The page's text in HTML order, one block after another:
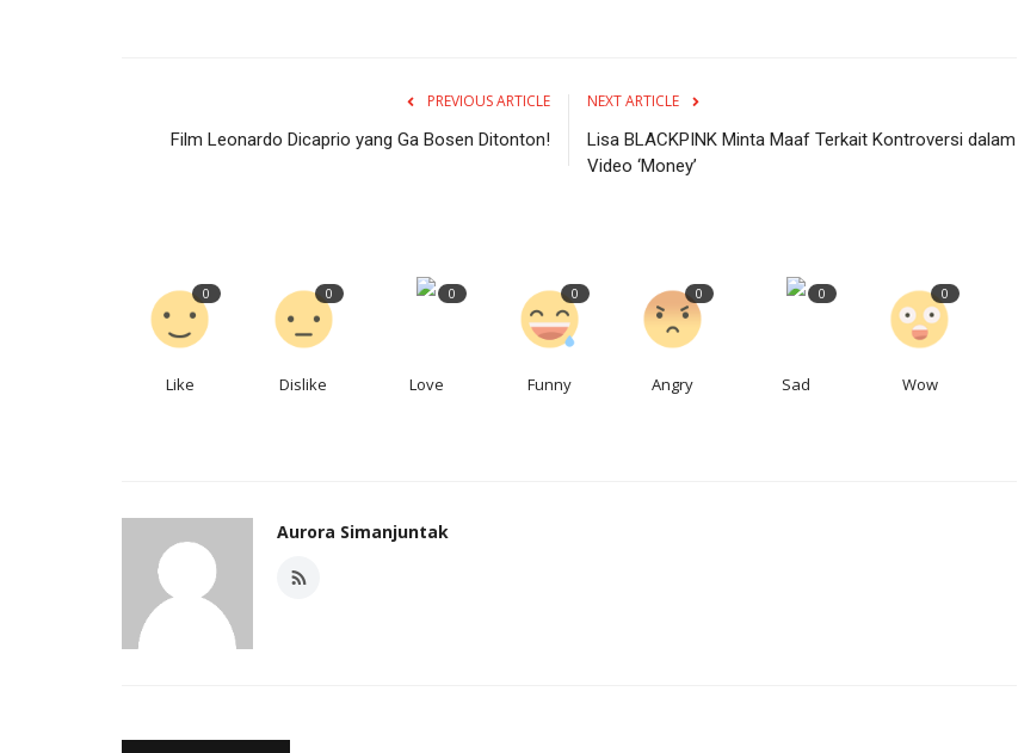
PREVIOUS ARTICLE
Film Leonardo Dicaprio yang Ga Bosen Ditonton!
NEXT ARTICLE
Lisa BLACKPINK Minta Maaf Terkait Kontroversi dalam
Video ‘Money’
0
Like
0
Dislike
0
Love
0
Funny
0
Angry
0
Sad
0
Wow
Aurora Simanjuntak